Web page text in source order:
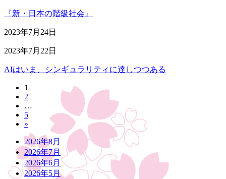
『新・日本の階級社会』
2023年7月24日
2023年7月22日
AIはいま、シンギュラリティに達しつつある
ジ
固
定
ペ
ー
ジ
1
固
定
ペ
ー
ジ
2
…
固
定
ペ
ー
ジ
5
»
2026年8月
2026年7月
2026年6月
2026年5月